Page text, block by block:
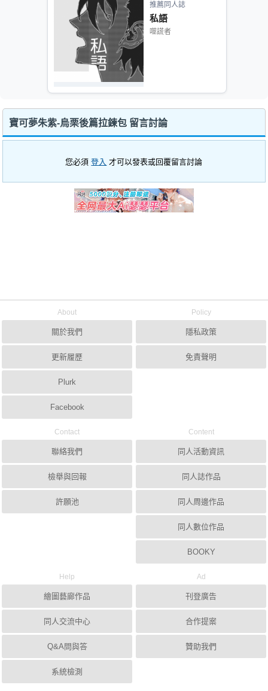
推薦同人誌
私語
噬謊者
寶可夢朱紫-烏栗後篇拉鍊包 留言討論
您必須登入 才可以發表或回覆留言討論
About
關於我們
更新履歷
Plurk
Facebook
Policy
隱私政策
免責聲明
Contact
聯絡我們
檢舉與回報
許願池
Content
同人活動資訊
同人誌作品
同人周邊作品
同人數位作品
BOOKY
Help
繪圖藝廊作品
同人交流中心
Q&A問與答
系統檢測
Ad
刊登廣告
合作提案
贊助我們